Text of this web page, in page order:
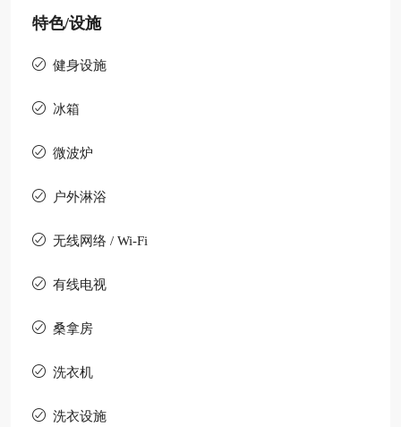
特色/设施
健身设施
冰箱
微波炉
户外淋浴
无线网络 / Wi-Fi
有线电视
桑拿房
洗衣机
洗衣设施